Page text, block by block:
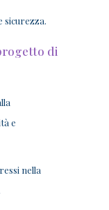
sicurezza.
di
e
nella